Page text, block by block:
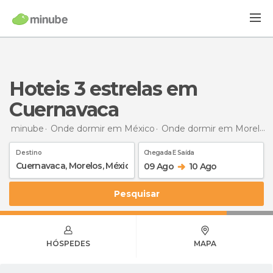
hoteis 3 estrelas em
Cuernavaca
minube Onde dormir em México Onde dormir em Morelos
Destino Chegada E Saída
09 Ago 10 Ago
Pesquisar
HÓSPEDES MAPA